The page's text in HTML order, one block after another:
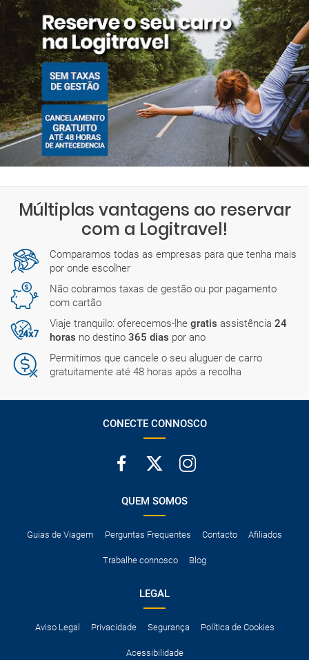
terça-feira: 00:01-13:00
quarta-feira: 00:01-13:00
quinta-feira: 00:01-13:00
sexta-feira: 00:01-13:00
Há também empresas com escritórios abertos todo o dia.
Encontrará mais detalhes sobre os horários exatos durante o
processo de reserva.
Múltiplas vantagens ao reservar
com a Logitravel!
Comparamos todas as empresas para que tenha mais
por onde escolher
Não cobramos taxas de gestão ou por pagamento
com cartão
Viaje tranquilo: oferecemos-lhe gratis assistência 24
horas no destino 365 dias por ano
Permitimos que cancele o seu aluguer de carro
gratuitamente até 48 horas após a recolha
CONECTE CONNOSCO
QUEM SOMOS
Guias de Viagem Perguntas Frequentes Contacto Afiliados
Trabalhe connosco Blog
LEGAL
Aviso Legal Privacidade Segurança Política de Cookies
Acessibilidade